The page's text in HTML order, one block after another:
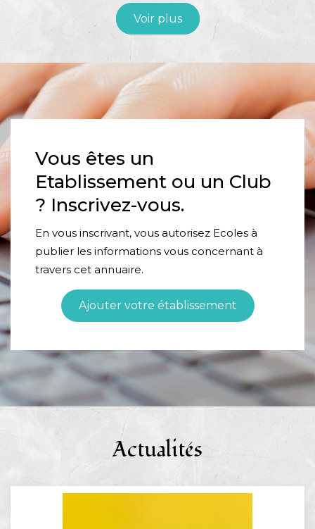
Voir plus
Vous êtes un
Etablissement ou un Club
? Inscrivez-vous.
En vous inscrivant, vous autorisez Ecoles à
publier les informations vous concernant à
travers cet annuaire.
Ajouter votre établissement
Actualités